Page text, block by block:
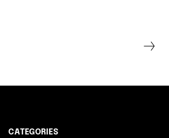
CATEGORIES